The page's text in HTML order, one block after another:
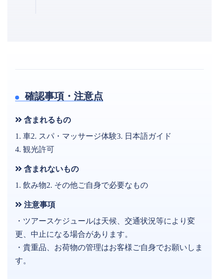
確認事項・注意点
含まれるもの
1. 車2. スパ・マッサージ体験3. 日本語ガイド
4. 観光許可
含まれないもの
1. 飲み物2. その他ご自身で必要なもの
注意事項
・ツアースケジュールは天候、交通状況等により変
更、中止になる場合があります。
・貴重品、お荷物の管理はお客様ご自身でお願いしま
す。